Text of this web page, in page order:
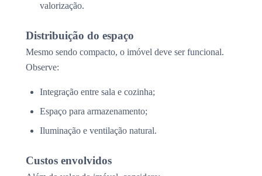
valorização.
Distribuição do espaço
Mesmo sendo compacto, o imóvel deve ser funcional.
Observe:
Integração entre sala e cozinha;
Espaço para armazenamento;
Iluminação e ventilação natural.
Custos envolvidos